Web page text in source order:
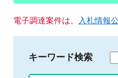
電子調達案件は、 入札情報
キーワード検索